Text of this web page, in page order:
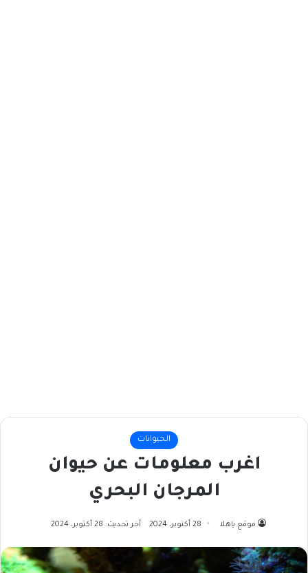
الحيوانات
اغرب معلومات عن حيوان
المرجان البحري
موقع ياهلا 28 أكتوبر، 2024 آخر تحديث: 28 أكتوبر، 2024